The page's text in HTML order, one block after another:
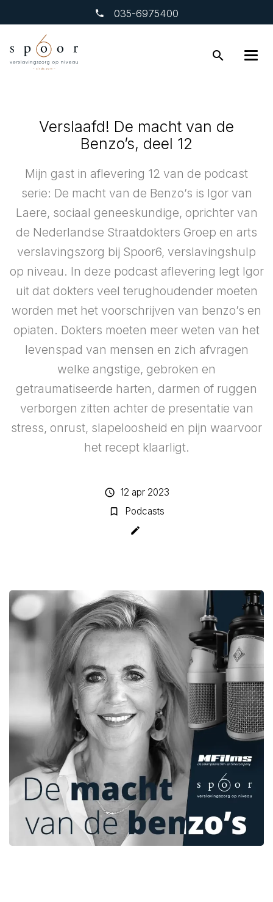
‎035-6975400
search
Verslaafd! De macht van de
Benzo’s, deel 12
Mijn gast in aflevering 12 van de podcast
serie: De macht van de Benzo’s is Igor van
Laere, sociaal geneeskundige, oprichter van
de Nederlandse Straatdokters Groep en arts
verslavingszorg bij Spoor6, verslavingshulp
op niveau. In deze podcast aflevering legt Igor
uit dat dokters veel terughoudender moeten
worden met het voorschrijven van benzo’s en
opiaten. Dokters moeten meer weten van het
levenspad van mensen en zich afvragen
welke angstige, gebroken en
getraumatiseerde harten, darmen of ruggen
verborgen zitten achter de presentatie van
stress, onrust, slapeloosheid en pijn waarvoor
het recept klaarligt.
schedule 12 apr 2023
bookmark_border Podcasts
create